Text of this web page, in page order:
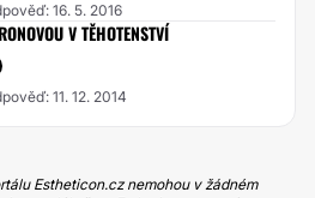
16. 5. 2016
V TĚHOTENSTVÍ
11. 12. 2014
Estheticon.cz nemohou v žádném